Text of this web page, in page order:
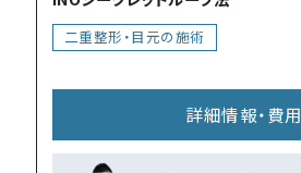
⼆重整形・目元の施術
詳細情報・費⽤